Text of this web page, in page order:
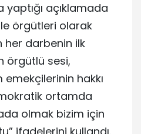
açıklamada
örgütleri olarak
her darbenin ilk
örgütlü sesi,
hakkı
ortamda
olmak bizim için